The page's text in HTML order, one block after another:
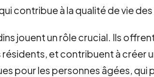
contribue à la qualité de vie
jouent un rôle crucial. Ils
et contribuent à créer
pour les personnes âgées, qui